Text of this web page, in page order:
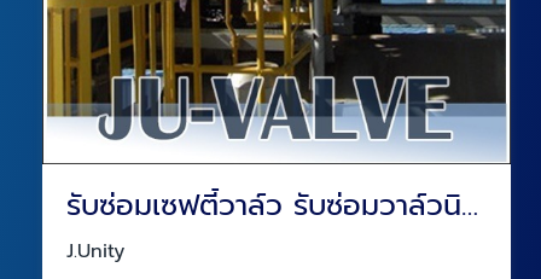
รับซ่อมเซฟตี้วาล์ว รับซ่อมวาล์วนิรภัย
J.Unity